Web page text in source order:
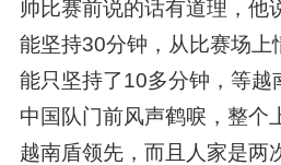
帅比赛前说的话有道理，他
能坚持30分钟，从比赛场上
能只坚持了10多分钟，等越
中国队门前风声鹤唳，整个
越南盾领先，而且人家是两